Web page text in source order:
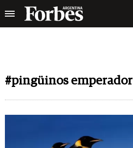
#pingüinos emperador